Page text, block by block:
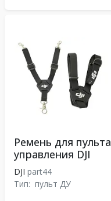
Ремень для пульта
управления DJI
DJI part44
Тип: пульт ДУ